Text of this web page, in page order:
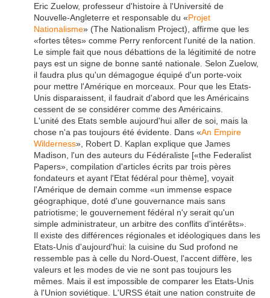
Eric Zuelow, professeur d'histoire à l'Université de
Nouvelle-Angleterre et responsable du «Projet
Nationalisme» (The Nationalism Project), affirme que les
«fortes têtes» comme Perry renforcent l'unité de la nation.
Le simple fait que nous débattions de la légitimité de notre
pays est un signe de bonne santé nationale. Selon Zuelow,
il faudra plus qu'un démagogue équipé d'un porte-voix
pour mettre l'Amérique en morceaux. Pour que les Etats-
Unis disparaissent, il faudrait d'abord que les Américains
cessent de se considérer comme des Américains.
L'unité des Etats semble aujourd'hui aller de soi, mais la
chose n'a pas toujours été évidente. Dans «An Empire
Wilderness», Robert D. Kaplan explique que James
Madison, l'un des auteurs du Fédéraliste [«the Federalist
Papers», compilation d'articles écrits par trois pères
fondateurs et ayant l'Etat fédéral pour thème], voyait
l'Amérique de demain comme «un immense espace
géographique, doté d'une gouvernance mais sans
patriotisme; le gouvernement fédéral n'y serait qu'un
simple administrateur, un arbitre des conflits d'intérêts».
Il existe des différences régionales et idéologiques dans les
Etats-Unis d'aujourd'hui: la cuisine du Sud profond ne
ressemble pas à celle du Nord-Ouest, l'accent diffère, les
valeurs et les modes de vie ne sont pas toujours les
mêmes. Mais il est impossible de comparer les Etats-Unis
à l'Union soviétique. L'URSS était une nation construite de